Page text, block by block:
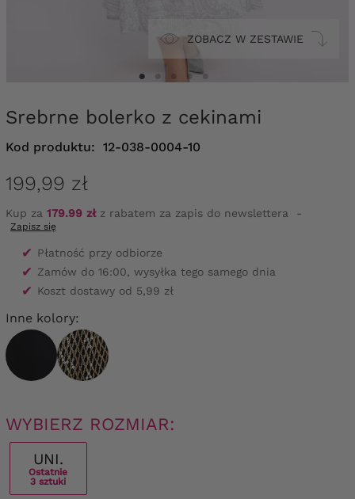
ZOBACZ W ZESTAWIE
Srebrne bolerko z cekinami
Kod produktu: 12-038-0004-10
199,99 zł
Kup za 179.99 złz rabatem za zapis do newslettera -
Zapisz się
✔ Płatność przy odbiorze
✔ Zamów do 16:00, wysyłka tego samego dnia
✔ Koszt dostawy od 5,99 zł
Inne kolory:
WYBIERZ ROZMIAR:
UNI.
Ostatnie
3 sztuki